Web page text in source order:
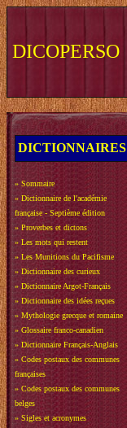
DICOPERSO
DICTIONNAIRES
» Sommaire
» Dictionnaire de l'académie
française - Septième édition
» Proverbes et dictons
» Les mots qui restent
» Les Munitions du Pacifisme
» Dictionnaire des curieux
» Dictionnaire Argot-Français
» Dictionnaire des idées reçues
» Mythologie grecque et romaine
» Glossaire franco-canadien
» Dictionnaire Français-Anglais
» Codes postaux des communes
françaises
» Codes postaux des communes
belges
» Sigles et acronymes